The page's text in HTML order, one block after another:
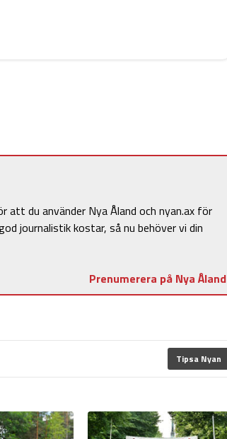
du använder Nya Åland och nyan.ax för
journalistik kostar, så nu behöver vi din
Prenumerera på Nya Åland
Tipsa Nyan